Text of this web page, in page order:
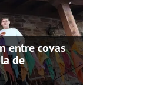
entre covas
de